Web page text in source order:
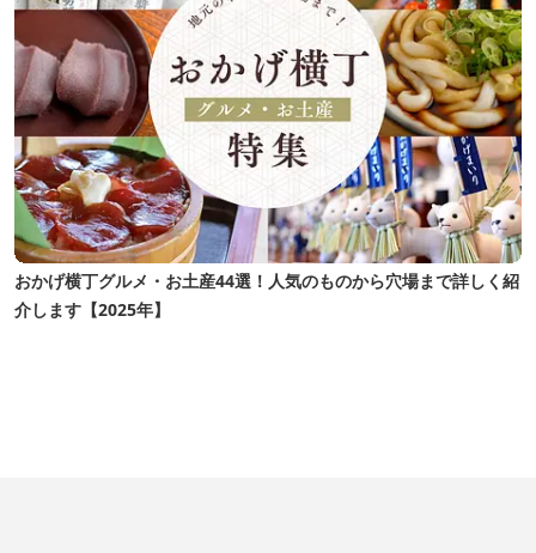
おかげ横丁グルメ・お土産44選！人気のものから穴場まで詳しく紹
介します【2025年】